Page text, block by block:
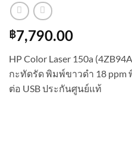
฿7,790.00
HP Color Laser 150a
กะทัดรัด พิมพ์ขาวดำ 18 ppm
ต่อ USB ประกันศูนย์แท้